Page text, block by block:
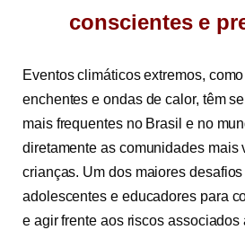
conscientes e
Eventos climáticos extremos,
enchentes e ondas de calor, têm
mais frequentes no Brasil e no
diretamente as comunidades mais
crianças. Um dos maiores
adolescentes e educadores para
e agir frente aos riscos associados